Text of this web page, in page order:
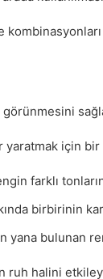
için
farklı
birbirinin
yana bulunan
ruh halini